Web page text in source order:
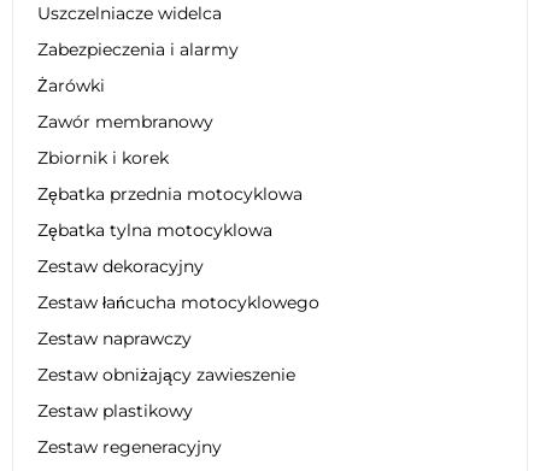
Uszczelniacze widelca
Zabezpieczenia i alarmy
Żarówki
Zawór membranowy
Zbiornik i korek
Zębatka przednia motocyklowa
Zębatka tylna motocyklowa
Zestaw dekoracyjny
Zestaw łańcucha motocyklowego
Zestaw naprawczy
Zestaw obniżający zawieszenie
Zestaw plastikowy
Zestaw regeneracyjny